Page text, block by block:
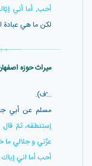
أحب, أما أني
لكن ما هي عبادة
میراث حوزه
...ّف).
مسلم عن أبي
إستنطقه، ثمّ قال
عزّتي و جلالي ما
أحب أما اني